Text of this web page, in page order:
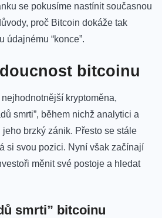
se pokusíme nastínit současnou​
⁤proč Bitcoin ‌dokáže tak
údajnému “konce”.
bitcoinu
kryptoměna,
⁣smrti”, ⁤během nichž ⁤analytici ‍a
brzký zánik. Přesto se stále
si svou pozici.‌ Nyní však začínají
měnit ⁤své postoje a hledat
smrti” bitcoinu